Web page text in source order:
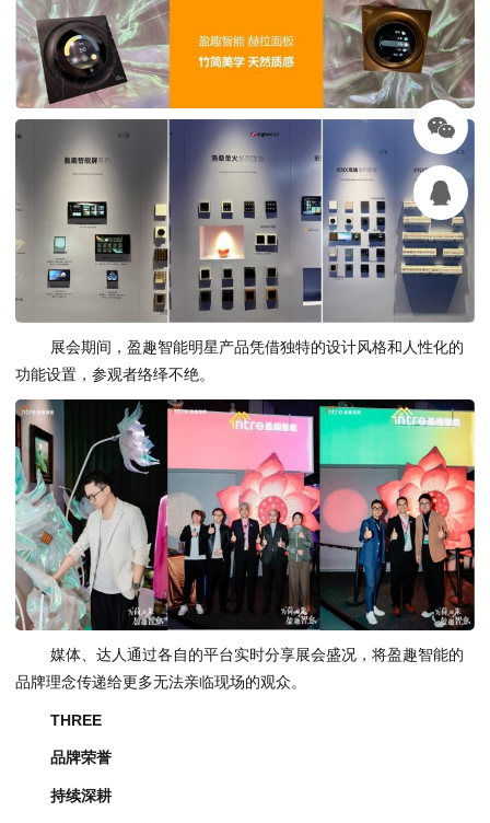
展会期间，盈趣智能明星产品凭借独特的设计风格和人性化的
功能设置，参观者络绎不绝。
媒体、达人通过各自的平台实时分享展会盛况，将盈趣智能的
品牌理念传递给更多无法亲临现场的观众。
THREE
品牌荣誉
持续深耕